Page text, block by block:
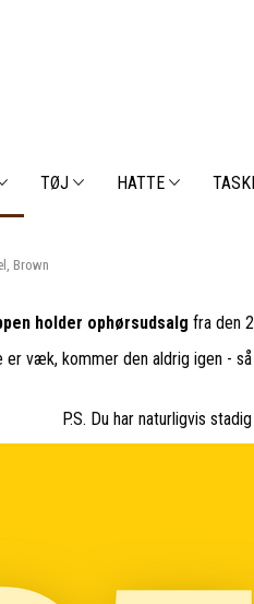
TØJ HATTE
Brown
holder ophørsudsalg fra den
er væk, kommer den aldrig igen -
P.S. Du har naturligvis